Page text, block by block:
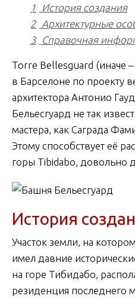
1
История создания
2 Архитектурные
3 Справочная
Torre Bellesguard (иначе –
в Барселоне по проекту
архитектора Антонио
Бельесгуард не так
мастера, как Саграда
Этому способствует её
горы Tibidabo, довольно
История
Участок земли, на
имел давние
на горе Тибидабо,
резиденция последнего